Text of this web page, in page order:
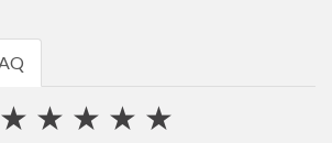
★
★
★
★
★